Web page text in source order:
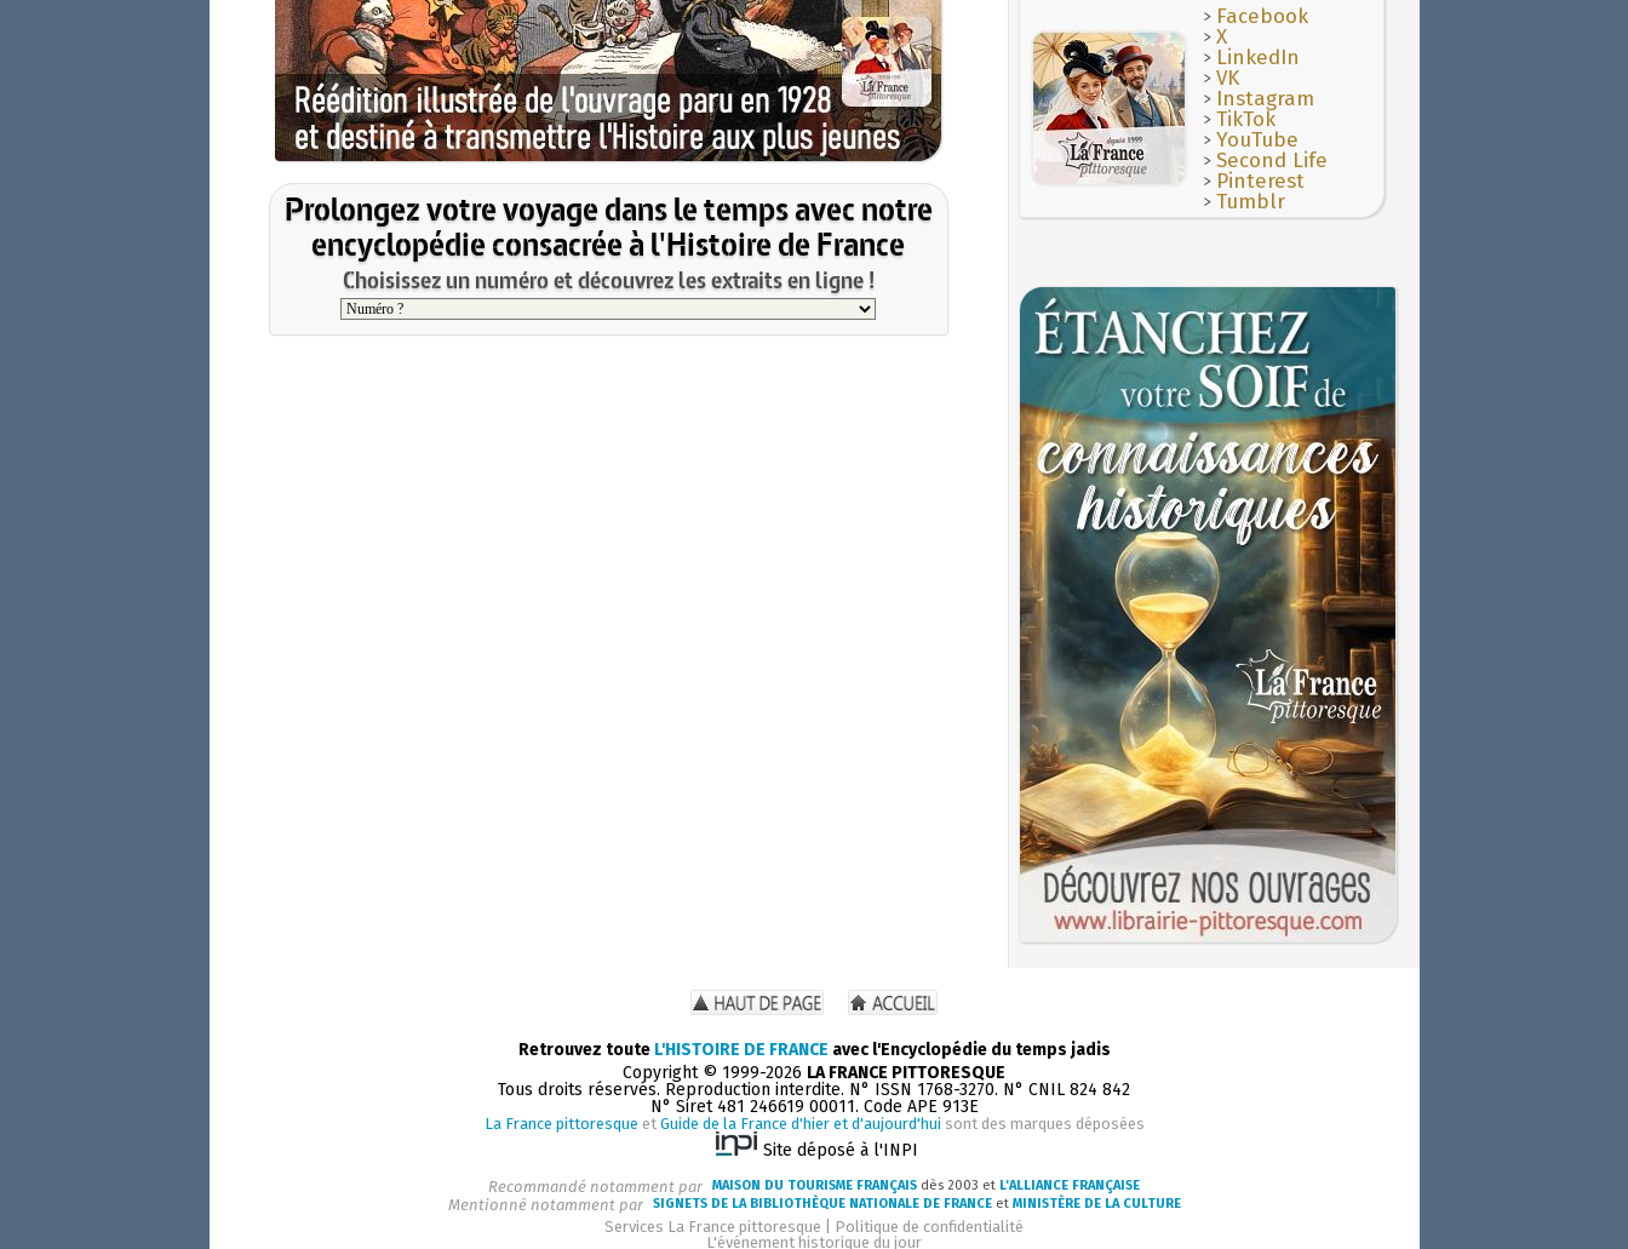
Prolongez votre voyage dans le temps avec notre
encyclopédie consacrée à l'Histoire de France
Choisissez un numéro et découvrez les extraits en ligne !
> Facebook
>X
> LinkedIn
>VK
> Instagram
>TikTok
>YouTube
>Second Life
> Pinterest
>Tumblr
Retrouvez toute L'HISTOIRE DE FRANCE avec l'Encyclopédie du temps jadis
Copyright © 1999-2026 LA FRANCE PITTORESQUE
Tous droits réservés. Reproduction interdite. N° ISSN 1768-3270. N° CNIL 824 842
N° Siret 481 246619 00011. Code APE 913E
La France pittoresque et Guide de la France d'hier et d'aujourd'hui sont des marques déposées
Site déposé à l'INPI
Recommandé notamment par MAISON DU TOURISME FRANÇAIS dès 2003 et L'ALLIANCE FRANÇAISE
Mentionné notamment par SIGNETS DE LA BIBLIOTHÈQUE NATIONALE DE FRANCEet MINISTÈRE DE LA CULTURE
Services La France pittoresque
Politique de confidentialité
L'événement historique du jour